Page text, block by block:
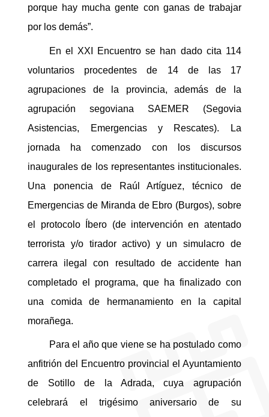
porque hay mucha gente con ganas de trabajar
por los demás”.
En el XXI Encuentro se han dado cita 114
voluntarios procedentes de 14 de las 17
agrupaciones de la provincia, además de la
agrupación segoviana SAEMER (Segovia
Asistencias, Emergencias y Rescates). La
jornada ha comenzado con los discursos
inaugurales de los representantes institucionales.
Una ponencia de Raúl Artíguez, técnico de
Emergencias de Miranda de Ebro (Burgos), sobre
el protocolo Íbero (de intervención en atentado
terrorista y/o tirador activo) y un simulacro de
carrera ilegal con resultado de accidente han
completado el programa, que ha finalizado con
una comida de hermanamiento en la capital
morañega.
Para el año que viene se ha postulado como
anfitrión del Encuentro provincial el Ayuntamiento
de Sotillo de la Adrada, cuya agrupación
celebrará el trigésimo aniversario de su